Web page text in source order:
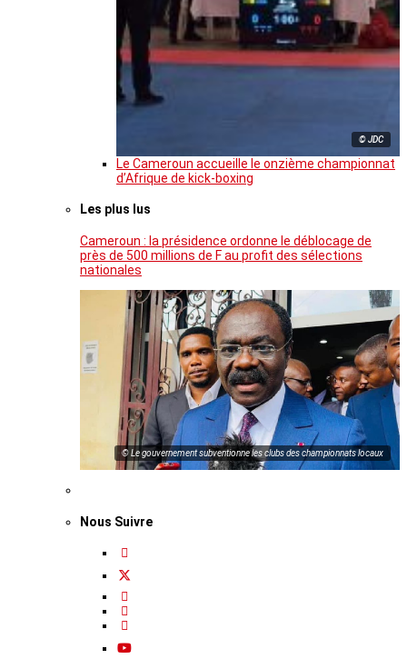
© JDC
Le Cameroun accueille le onzième championnat
d’Afrique de kick-boxing
Les plus lus
Cameroun : la présidence ordonne le déblocage de
près de 500 millions de F au profit des sélections
nationales
© Le gouvernement subventionne les clubs des championnats locaux
Nous Suivre